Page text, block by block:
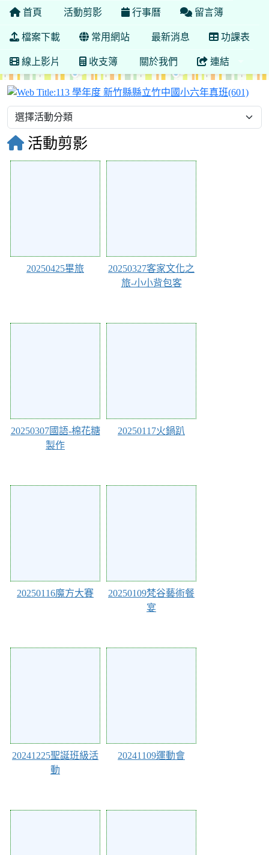
首頁 活動剪影 行事曆 留言簿
檔案下載 常用網站 最新消息 功課表
線上影片 收支簿 關於我們 連結
113
活動剪影
20250425畢旅
20250327客家文化之
旅-小小背包客
20250307國語-棉花糖
製作
20250117火鍋趴
20250116魔方大賽
20250109梵谷藝術餐
宴
20241225聖誕班級活
動
20241109運動會